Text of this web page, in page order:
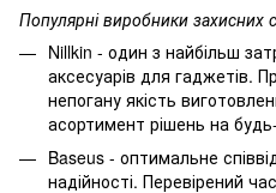
Популярні виробники захисних
Nillkin - один з найбільш
аксесуарів для гаджетів.
непогану якість
асортимент рішень на
Baseus - оптимальне
надійності. Перевірений